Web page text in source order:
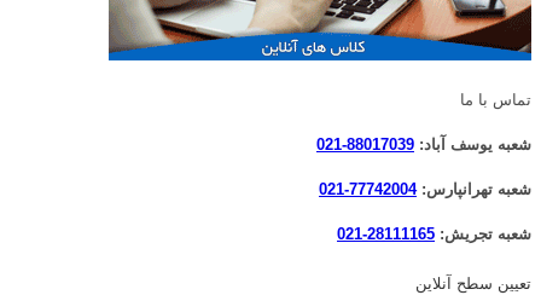
تماس با ما
شعبه یوسف آباد: 88017039-021
شعبه تهرانپارس:77742004-021
شعبه تجریش: 28111165-021
تعیین سطح آنلاین